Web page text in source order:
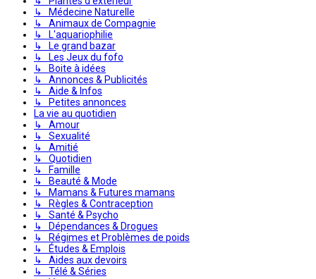
↳ Médecine Naturelle
↳ Animaux de Compagnie
↳ L'aquariophilie
↳ Le grand bazar
↳ Les Jeux du fofo
↳ Boite à idées
↳ Annonces & Publicités
↳ Aide & Infos
↳ Petites annonces
La vie au quotidien
↳ Amour
↳ Sexualité
↳ Amitié
↳ Quotidien
↳ Famille
↳ Beauté & Mode
↳ Mamans & Futures mamans
↳ Règles & Contraception
↳ Santé & Psycho
↳ Dépendances & Drogues
↳ Régimes et Problèmes de poids
↳ Études & Emplois
↳ Aides aux devoirs
↳ Télé & Séries